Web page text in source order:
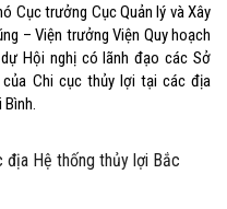
Cục trưởng Cục Quản lý và Xây
– Viện trưởng Viện Quy hoạch
Hội nghị có lãnh đạo các Sở
Chi cục thủy lợi tại các địa
địa Hệ thống thủy lợi Bắc